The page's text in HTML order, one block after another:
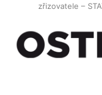
zřizovatele –